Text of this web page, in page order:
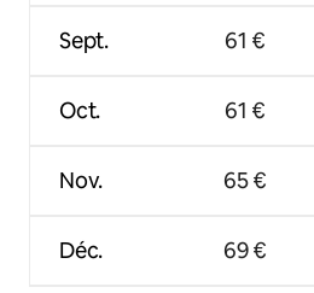
Sept.
Oct.
Nov.
Déc.
61 €
61 €
65 €
69 €